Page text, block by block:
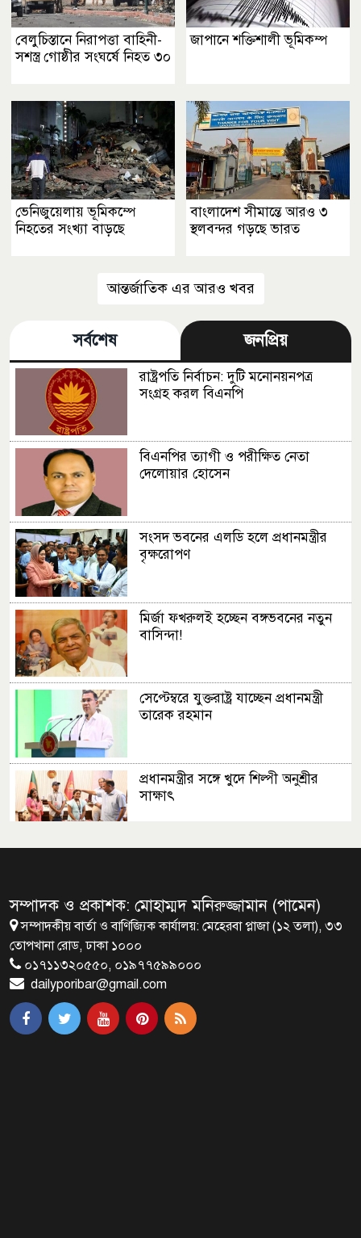
বেলুচিস্তানে নিরাপত্তা বাহিনী-
সশস্ত্র গোষ্ঠীর সংঘর্ষে নিহত ৩০
জাপানে শক্তিশালী ভূমিকম্প
ভেনিজুয়েলায় ভূমিকম্পে
নিহতের সংখ্যা বাড়ছে
বাংলাদেশ সীমান্তে আরও ৩
স্থলবন্দর গড়ছে ভারত
আন্তর্জাতিক এর আরও খবর
সর্বশেষ জনপ্রিয়
রাষ্ট্রপতি নির্বাচন: দুটি মনোনয়নপত্র
সংগ্রহ করল বিএনপি
বিএনপির ত্যাগী ও পরীক্ষিত নেতা
দেলোয়ার হোসেন
সংসদ ভবনের এলডি হলে প্রধানমন্ত্রীর
বৃক্ষরোপণ
মির্জা ফখরুলই হচ্ছেন বঙ্গভবনের নতুন
বাসিন্দা!
সেপ্টেম্বরে যুক্তরাষ্ট্র যাচ্ছেন প্রধানমন্ত্রী
তারেক রহমান
প্রধানমন্ত্রীর সঙ্গে খুদে শিল্পী অনুশ্রীর
সাক্ষাৎ
রাষ্ট্রপতি নির্বাচন ২০ আগস্ট
রাষ্ট্রপতি নির্বাচনের ভোটার তালিকা
ইসিতে পাঠিয়েছে সংসদ
সম্পাদক ও প্রকাশক: মোহাম্মদ মনিরুজ্জামান (পামেন)
সম্পাদকীয় বার্তা ও বাণিজ্যিক কার্যালয়: মেহেরবা প্লাজা (১২ তলা), ৩৩
তোপখানা রোড, ঢাকা ১০০০
০১৭১১৩২০৫৫০, ০১৯৭৭৫৯৯০০০
dailyporibar@gmail.com